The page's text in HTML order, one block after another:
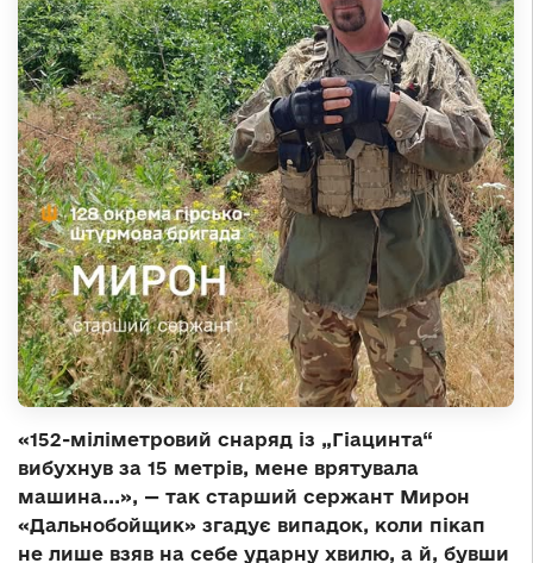
«152-міліметровий снаряд із „Гіацинта“
вибухнув за 15 метрів, мене врятувала
машина...», — так старший сержант Мирон
«Дальнобойщик» згадує випадок, коли пікап
не лише взяв на себе ударну хвилю, а й, бувши